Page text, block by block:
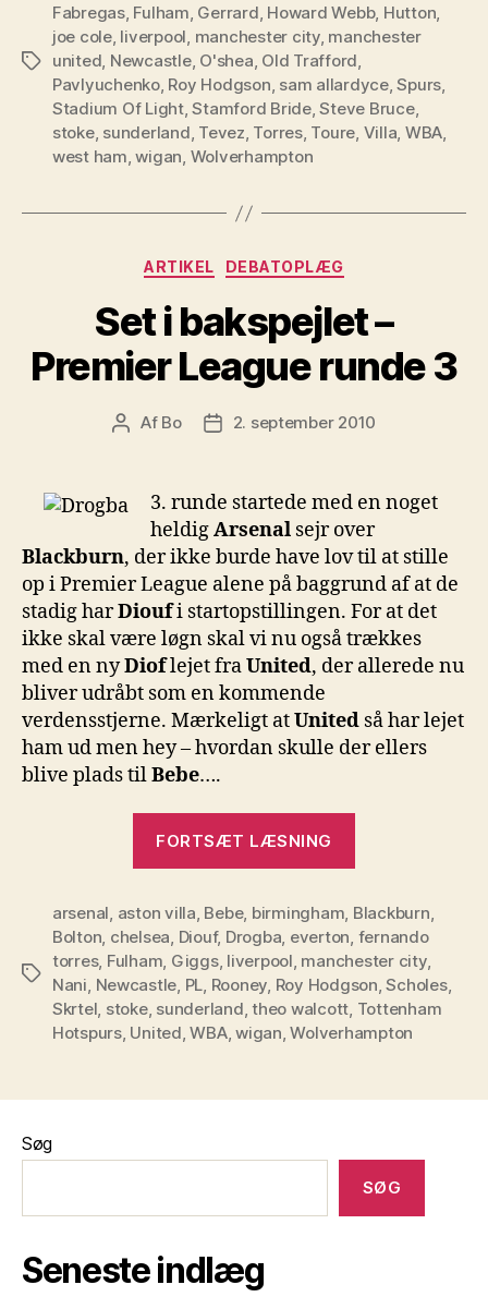
Tags
Fabregas, Fulham, Gerrard, Howard Webb, Hutton,
joe cole, liverpool, manchester city, manchester
united, Newcastle, O'shea, Old Trafford,
Pavlyuchenko, Roy Hodgson, sam allardyce,Spurs,
Stadium Of Light,Stamford Bride,Steve Bruce,
stoke, sunderland, Tevez, Torres, Toure, Villa, WBA,
west ham,wigan, Wolverhampton
Kategorier
ARTIKEL DEBATOPLÆG
Set i bakspejlet –
Premier League runde 3
Indlægsforfatter
Af Bo Indlægsdato
2. september 2010
3. runde startede med en noget
heldigArsenal sejr over
Blackburn, der ikke burde have lov til at stille
op i Premier League alene på baggrund af at de
stadig harDioufi startopstillingen. For at det
ikke skal være løgn skal vi nu også trækkes
med en nyDioflejet fraUnited, der allerede nu
bliver udråbt som en kommende
verdensstjerne. Mærkeligt atUnited så har lejet
ham ud men hey – hvordan skulle der ellers
blive plads tilBebe….
FORTSÆT LÆSNING
–
Premier
League
runde
3”
Tags
arsenal, aston villa, Bebe, birmingham, Blackburn,
Bolton, chelsea, Diouf, Drogba, everton, fernando
torres, Fulham, Giggs, liverpool, manchester city,
Nani, Newcastle, PL, Rooney, Roy Hodgson,Scholes,
Skrtel, stoke, sunderland,theo walcott, Tottenham
Hotspurs, United,WBA,wigan,Wolverhampton
Søg
SØG
Seneste indlæg